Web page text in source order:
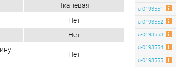
u-0193551
u-0193552
u-0193553
u-0193554
u-0193555
Тканевая
Нет
Нет
Нет